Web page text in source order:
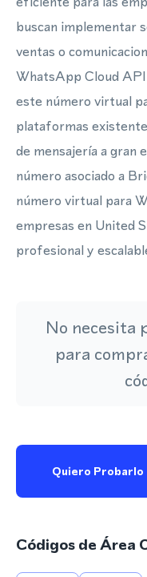
buscan implementar
ventas o
WhatsApp Cloud
este número virtual
plataformas
de mensajería a gran
número asociado a
número virtual para
empresas en United
profesional y
No necesita
para
Quiero Probarlo
Códigos de Área